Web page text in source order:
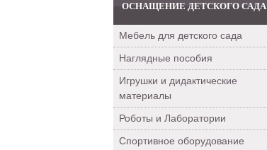
ОСНАЩЕНИЕ ДЕТСКОГО САДА
Мебель для детского сада
Наглядные пособия
Игрушки и дидактические
материалы
Роботы и Лаборатории
Спортивное оборудование